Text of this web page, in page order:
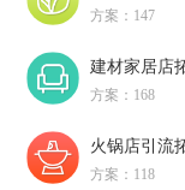
方案：147
建材家居店
方案：168
火锅店引流
方案：118